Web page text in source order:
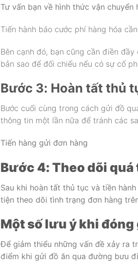
Tư vấn bạn về hình thức vận chuyển
Tiến hành báo cước phí hàng hóa
Bên cạnh đó, bạn cũng cần điền
bản sao để đối chiếu nếu có sự cố
Bước 3: Hoàn tất thủ
Bước cuối cùng trong cách gửi đồ
thông tin một lần nữa để tránh các
Tiến hàng gửi đơn hàng
Bước 4: Theo dõi
Sau khi hoàn tất thủ tục và tiền
tiện theo dõi tình trạng đơn hàng
Một số lưu ý khi
Để giảm thiểu những vấn đề xảy ra
điểm khi gửi đồ ăn qua đường bưu